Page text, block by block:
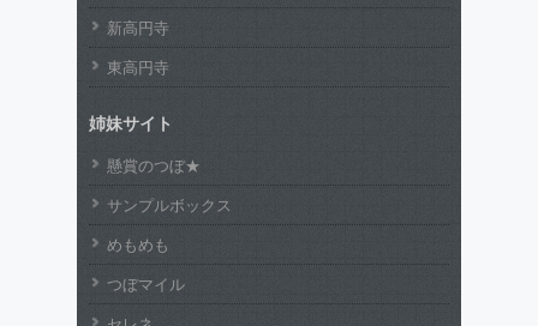
新高円寺
東高円寺
姉妹サイト
懸賞のつぼ★
サンプルボックス
めもめも
つぼマイル